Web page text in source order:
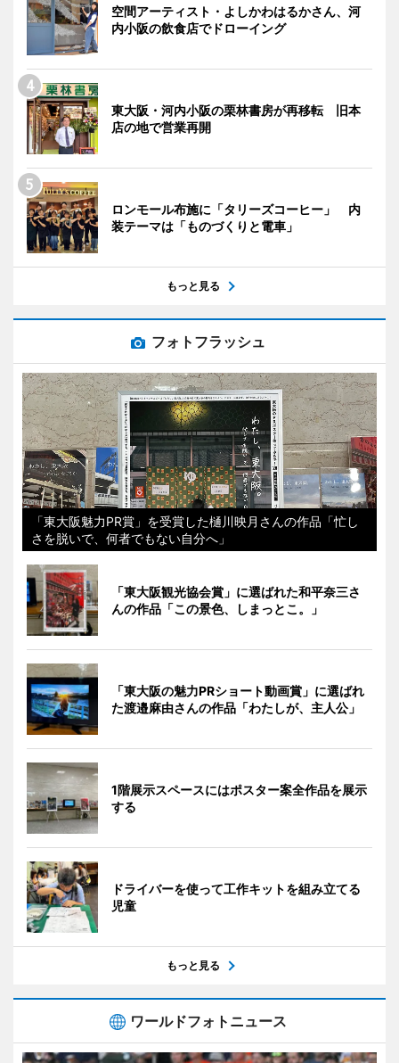
空間アーティスト・よしかわはるかさん、河
内小阪の飲食店でドローイング
東大阪・河内小阪の栗林書房が再移転 旧本
店の地で営業再開
ロンモール布施に「タリーズコーヒー」 内
装テーマは「ものづくりと電車」
もっと見る
フォトフラッシュ
「東大阪魅力PR賞」を受賞した樋川映月さんの作品「忙し
さを脱いで、何者でもない自分へ」
「東大阪観光協会賞」に選ばれた和平奈三さ
んの作品「この景色、しまっとこ。」
「東大阪の魅力PRショート動画賞」に選ばれ
た渡邉麻由さんの作品「わたしが、主人公」
1階展示スペースにはポスター案全作品を展示
する
ドライバーを使って工作キットを組み立てる
児童
もっと見る
ワールドフォトニュース